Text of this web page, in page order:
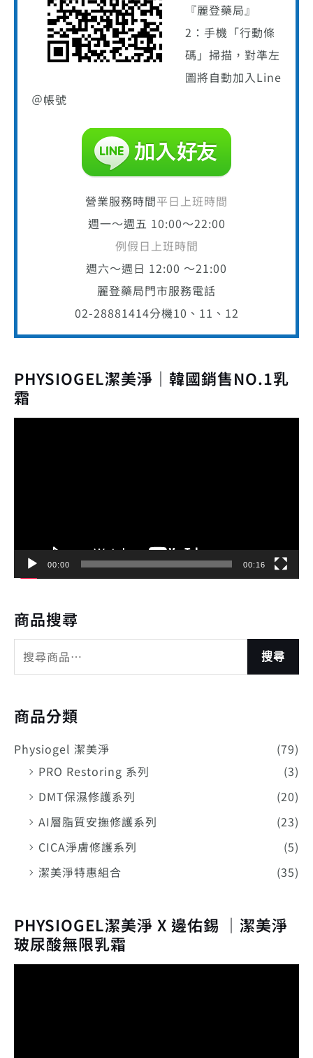
『麗登藥局』
2：手機「行動條
碼」掃描，對準左
圖將自動加入Line
＠帳號
營業服務時間平日上班時間
週一～週五 10:00～22:00
例假日上班時間
週六～週日 12:00 ～21:00
麗登藥局門市服務電話
02-28881414分機10、11、12
PHYSIOGEL潔美淨｜韓國銷售NO.1乳
霜
00:00 00:16
商品搜尋
搜尋
商品分類
Physiogel 潔美淨
(79)
PRO Restoring 系列
(3)
DMT保濕修護系列
(20)
AI層脂質安撫修護系列
(23)
CICA淨膚修護系列
(5)
潔美淨特惠組合
(35)
PHYSIOGEL潔美淨 X 邊佑錫 ｜潔美淨
玻尿酸無限乳霜